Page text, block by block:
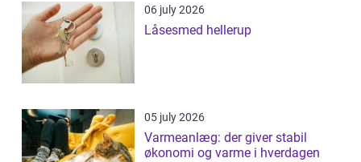
06 july 2026
Låsesmed hellerup
05 july 2026
Varmeanlæg: der giver stabil
økonomi og varme i hverdagen